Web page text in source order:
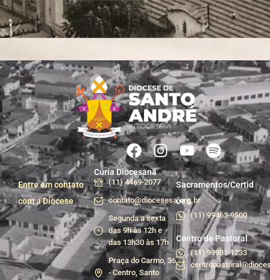
Entre em contato
com a Diocese
Cúria Diocesana
(11) 4469-2077
contato@diocesesa.org.br
Segunda a sexta
das 9h às 12h e
das 13h30 às 17h
Praça do Carmo, 36
- Centro, Santo
Sacramentos/Certid
ões
(11) 99463-9500
Centro de Pastoral
(11) 99981-1233